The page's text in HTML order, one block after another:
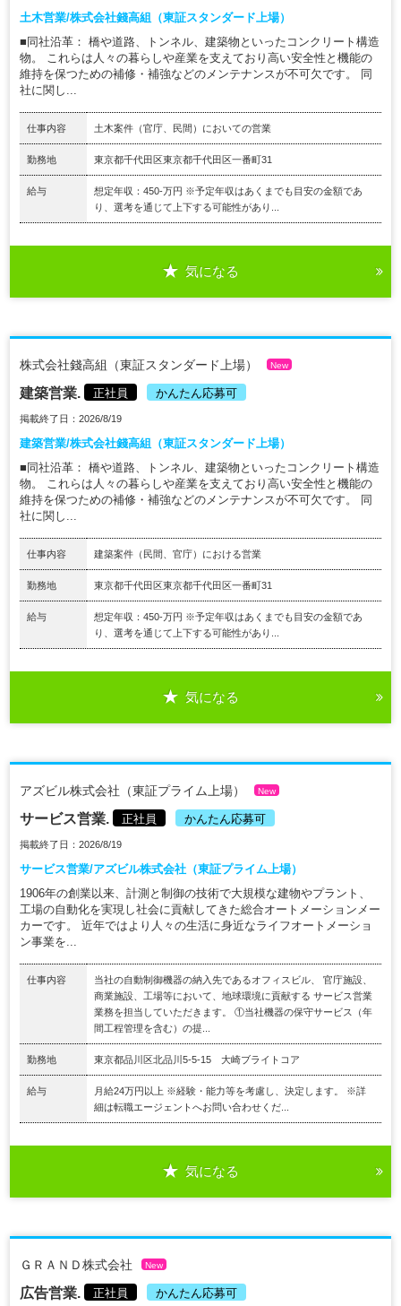
土木営業/株式会社錢高組（東証スタンダード上場）
■同社沿革： 橋や道路、トンネル、建築物といったコンクリート構造
物。 これらは人々の暮らしや産業を支えており高い安全性と機能の
維持を保つための補修・補強などのメンテナンスが不可欠です。 同
社に関し...
仕事内容 土木案件（官庁、民間）においての営業
勤務地 東京都千代田区東京都千代田区一番町31
給与
想定年収：450-万円 ※予定年収はあくまでも目安の金額であ
り、選考を通じて上下する可能性があり...
気になる
株式会社錢高組（東証スタンダード上場） New
建築営業. 正社員 かんたん応募可
掲載終了日：2026/8/19
建築営業/株式会社錢高組（東証スタンダード上場）
■同社沿革： 橋や道路、トンネル、建築物といったコンクリート構造
物。 これらは人々の暮らしや産業を支えており高い安全性と機能の
維持を保つための補修・補強などのメンテナンスが不可欠です。 同
社に関し...
仕事内容 建築案件（民間、官庁）における営業
勤務地 東京都千代田区東京都千代田区一番町31
給与
想定年収：450-万円 ※予定年収はあくまでも目安の金額であ
り、選考を通じて上下する可能性があり...
気になる
アズビル株式会社（東証プライム上場） New
サービス営業. 正社員 かんたん応募可
掲載終了日：2026/8/19
サービス営業/アズビル株式会社（東証プライム上場）
1906年の創業以来、計測と制御の技術で大規模な建物やプラント、
工場の自動化を実現し社会に貢献してきた総合オートメーションメー
カーです。 近年ではより人々の生活に身近なライフオートメーショ
ン事業を...
仕事内容
当社の自動制御機器の納入先であるオフィスビル、 官庁施設、
商業施設、工場等において、地球環境に貢献する サービス営業
業務を担当していただきます。 ①当社機器の保守サービス（年
間工程管理を含む）の提...
勤務地 東京都品川区北品川5-5-15 大崎ブライトコア
給与
月給24万円以上 ※経験・能力等を考慮し、決定します。 ※詳
細は転職エージェントへお問い合わせくだ...
気になる
ＧＲＡＮＤ株式会社 New
広告営業. 正社員 かんたん応募可